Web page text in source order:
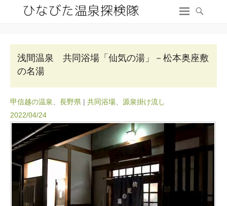
浅間温泉 共同浴場「仙気の湯」－松本奥座敷
の名湯
甲信越の温泉 長野県 | 共同浴場
源泉掛け流し
2022/04/24